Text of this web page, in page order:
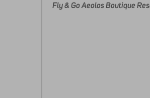
Fly & Go Aeolos Boutique